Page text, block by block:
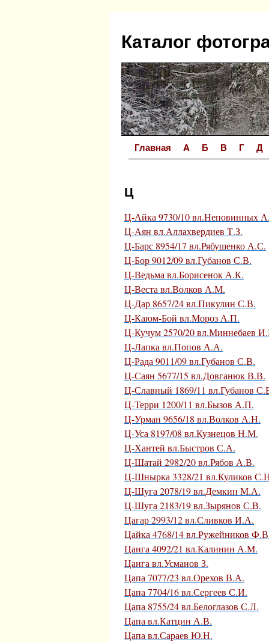
содержимому
Каталог
Главная A Б В Г Д
Ц
Ц-Айка 9730/10 вл.Неповинных
Ц-Аян вл.Аллахвердиев Т.З.
Ц-Барс 8954/17 вл.Рябушенко А.С.
Ц-Бор 9012/09 вл.Губанов С.В.
Ц-Ведьма вл.Борисенок А.К.
Ц-Веста вл.Волков А.М.
Ц-Дар 8657/24 вл.Пикулин С.В.
Ц-Каюм-Бой вл.Мороз А.П.
Ц-Кучум 2570/20 вл.Миннебаев
Ц-Лапка вл.Попов А.А.
Ц-Рада 9011/09 вл.Губанов С.В.
Ц-Саян 5677/15 вл.Довганюк В.В.
Ц-Славный 1869/11 вл.Губанов
Ц-Терри 1200/11 вл.Бызов А.П.
Ц-Урман 9656/18 вл.Волков А.Н.
Ц-Уса 8197/08 вл.Кузнецов Н.М.
Ц-Хантей вл.Быстров С.А.
Ц-Шатай 2982/20 вл.Рябов А.В.
Ц-Шнырка 3328/21 вл.Куликов
Ц-Шуга 2078/19 вл.Демкин М.А.
Ц-Шуга 2183/19 вл.Зырянов С.В.
Цагар 2993/12 вл.Сливков И.А.
Цайка 4768/14 вл.Ружейников
Цанга 4092/21 вл.Калинин А.М.
Цанга вл.Усманов З.
Цапа 7077/23 вл.Орехов В.А.
Цапа 7704/16 вл.Сергеев С.И.
Цапа 8755/24 вл.Белоглазов С.Л.
Цапа вл.Катцин А.В.
Цапа вл.Сараев Ю.Н.